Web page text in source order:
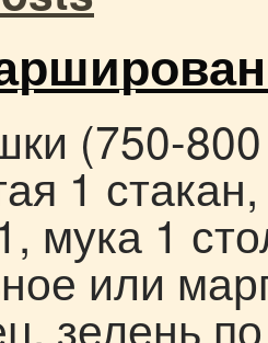
(750-
1
мука 1
или
зелень